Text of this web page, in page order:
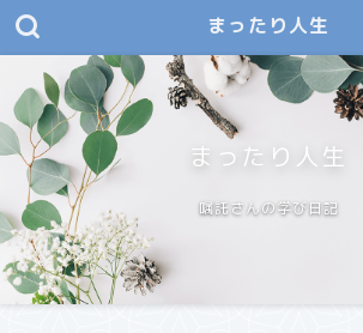
まったり人生
まったり人生
嘱託さんの学び日記